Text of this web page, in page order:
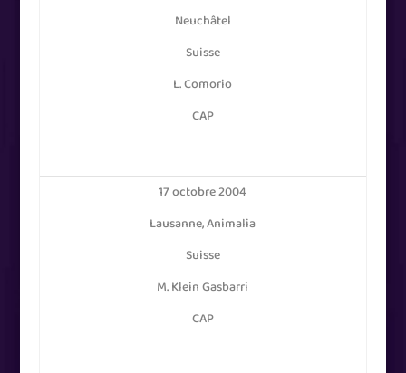
Neuchâtel
Suisse
L. Comorio
CAP
17 octobre 2004
Lausanne, Animalia
Suisse
M. Klein Gasbarri
CAP